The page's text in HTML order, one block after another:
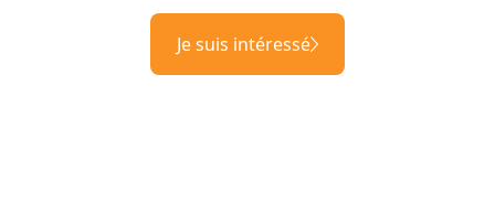
Je suis intéressé